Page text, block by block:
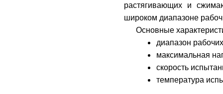
растягивающих и
широком диапазоне
Основные
диапазон
максимальная
скорость
температура